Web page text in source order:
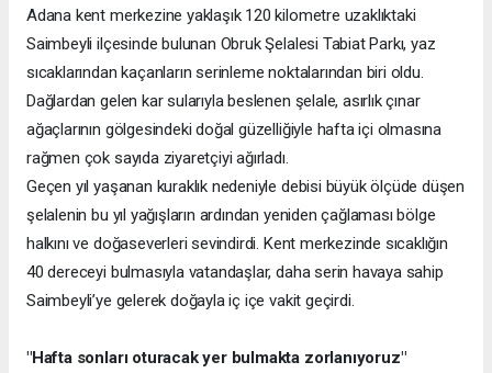
Adana kent merkezine yaklaşık 120 kilometre uzaklıktaki
Saimbeyli ilçesinde bulunan Obruk Şelalesi Tabiat Parkı, yaz
sıcaklarından kaçanların serinleme noktalarından biri oldu.
Dağlardan gelen kar sularıyla beslenen şelale, asırlık çınar
ağaçlarının gölgesindeki doğal güzelliğiyle hafta içi olmasına
rağmen çok sayıda ziyaretçiyi ağırladı.
Geçen yıl yaşanan kuraklık nedeniyle debisi büyük ölçüde düşen
şelalenin bu yıl yağışların ardından yeniden çağlaması bölge
halkını ve doğaseverleri sevindirdi. Kent merkezinde sıcaklığın
40 dereceyi bulmasıyla vatandaşlar, daha serin havaya sahip
Saimbeyli’ye gelerek doğayla iç içe vakit geçirdi.
"Hafta sonları oturacak yer bulmakta zorlanıyoruz"